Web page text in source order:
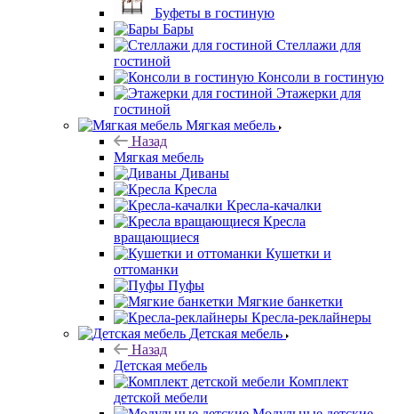
Буфеты в гостиную
Бары
Стеллажи для
гостиной
Консоли в гостиную
Этажерки для
гостиной
Мягкая мебель
Назад
Мягкая мебель
Диваны
Кресла
Кресла-качалки
Кресла
вращающиеся
Кушетки и
оттоманки
Пуфы
Мягкие банкетки
Кресла-реклайнеры
Детская мебель
Назад
Детская мебель
Комплект
детской мебели